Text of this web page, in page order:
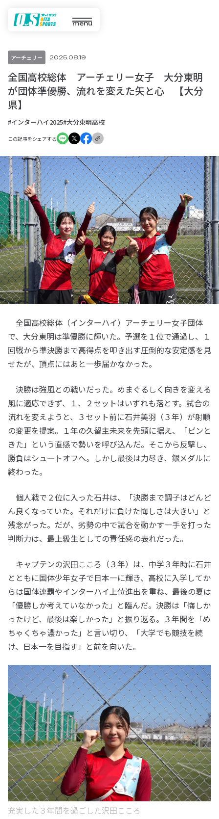
menu
アーチェリー 2025.08.19
全国高校総体 アーチェリー女子 大分東明
が団体準優勝、流れを変えた矢と心 【大分
県】
#インターハイ2025#大分東明高校
この記事をシェアする
全国高校総体（インターハイ）アーチェリー女子団体
で、大分東明は準優勝に輝いた。予選を１位で通過し、１
回戦から準決勝まで高得点を叩き出す圧倒的な安定感を見
せたが、頂点にはあと一歩届かなかった。
決勝は強風との戦いだった。めまぐるしく向きを変える
風に適応できず、１、２セットはいずれも落とす。試合の
流れを変えようと、３セット前に石井美羽（３年）が射順
の変更を提案。１年の久留主未来を先頭に据え、「ピンと
きた」という直感で勢いを呼び込んだ。そこから反撃し、
勝負はシュートオフへ。しかし最後は力尽き、銀メダルに
終わった。
個人戦で２位に入った石井は、「決勝まで調子はどんど
ん良くなっていた。それだけに負けた悔しさは大きい」と
残念がった。だが、劣勢の中で試合を動かす一手を打った
判断力は、最上級生としての責任感の表れだった。
キャプテンの沢田こころ（３年）は、中学３年時に石井
とともに国体少年女子で日本一に輝き、高校に入学してか
らは国体連覇やインターハイ上位進出を重ね、最後の夏は
「優勝しか考えていなかった」と臨んだ。決勝は「悔しか
ったけど、最後は楽しかった」と振り返る。３年間を「め
ちゃくちゃ濃かった」と言い切り、「大学でも競技を続
け、日本一を目指す」と前を向いた。
充実した３年間を過ごした沢田こころ